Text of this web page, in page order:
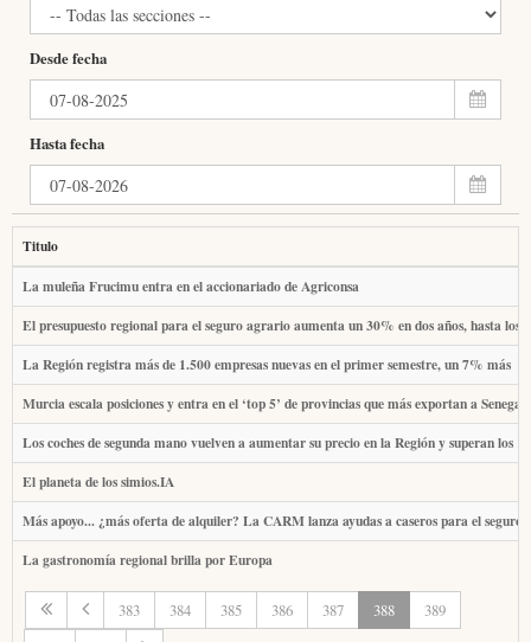
Desde fecha
Hasta fecha
Titulo
La muleña Frucimu entra en el accionariado de Agriconsa
El presupuesto regional para el seguro agrario aumenta un 30% en dos años, hasta los
La Región registra más de 1.500 empresas nuevas en el primer semestre, un 7% más
Murcia escala posiciones y entra en el ‘top 5’ de provincias que más exportan a Senegal
Los coches de segunda mano vuelven a aumentar su precio en la Región y superan los
El planeta de los simios.IA
Más apoyo... ¿más oferta de alquiler? La CARM lanza ayudas a caseros para el seguro
La gastronomía regional brilla por Europa
383 384 385 386 387 388
389